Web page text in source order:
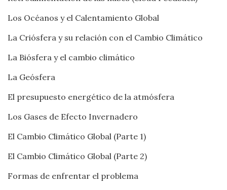
Los Océanos y el Calentamiento Global
La Criósfera y su relación con el Cambio Climático
La Biósfera y el cambio climático
La Geósfera
El presupuesto energético de la atmósfera
Los Gases de Efecto Invernadero
El Cambio Climático Global (Parte 1)
El Cambio Climático Global (Parte 2)
Formas de enfrentar el problema